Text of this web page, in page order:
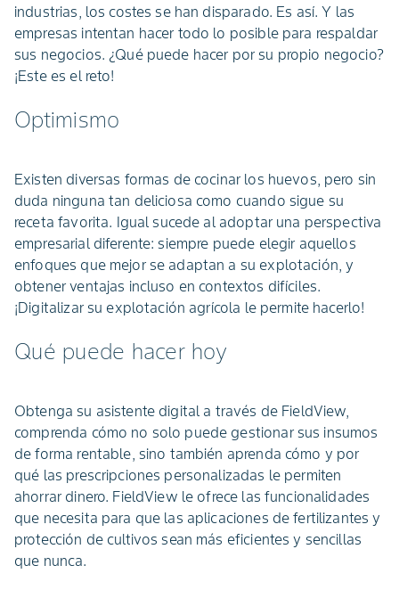
industrias, los costes se han disparado. Es así. Y las
empresas intentan hacer todo lo posible para respaldar
sus negocios. ¿Qué puede hacer por su propio negocio?
¡Este es el reto!
Optimismo
Existen diversas formas de cocinar los huevos, pero sin
duda ninguna tan deliciosa como cuando sigue su
receta favorita. Igual sucede al adoptar una perspectiva
empresarial diferente: siempre puede elegir aquellos
enfoques que mejor se adaptan a su explotación, y
obtener ventajas incluso en contextos difíciles.
¡Digitalizar su explotación agrícola le permite hacerlo!
Qué puede hacer hoy
Obtenga su asistente digital a través de FieldView,
comprenda cómo no solo puede gestionar sus insumos
de forma rentable, sino también aprenda cómo y por
qué las prescripciones personalizadas le permiten
ahorrar dinero. FieldView le ofrece las funcionalidades
que necesita para que las aplicaciones de fertilizantes y
protección de cultivos sean más eficientes y sencillas
que nunca.